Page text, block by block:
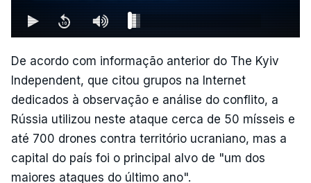
De acordo com informação anterior do The Kyiv
Independent, que citou grupos na Internet
dedicados à observação e análise do conflito, a
Rússia utilizou neste ataque cerca de 50 mísseis e
até 700 drones contra território ucraniano, mas a
capital do país foi o principal alvo de "um dos
maiores ataques do último ano".